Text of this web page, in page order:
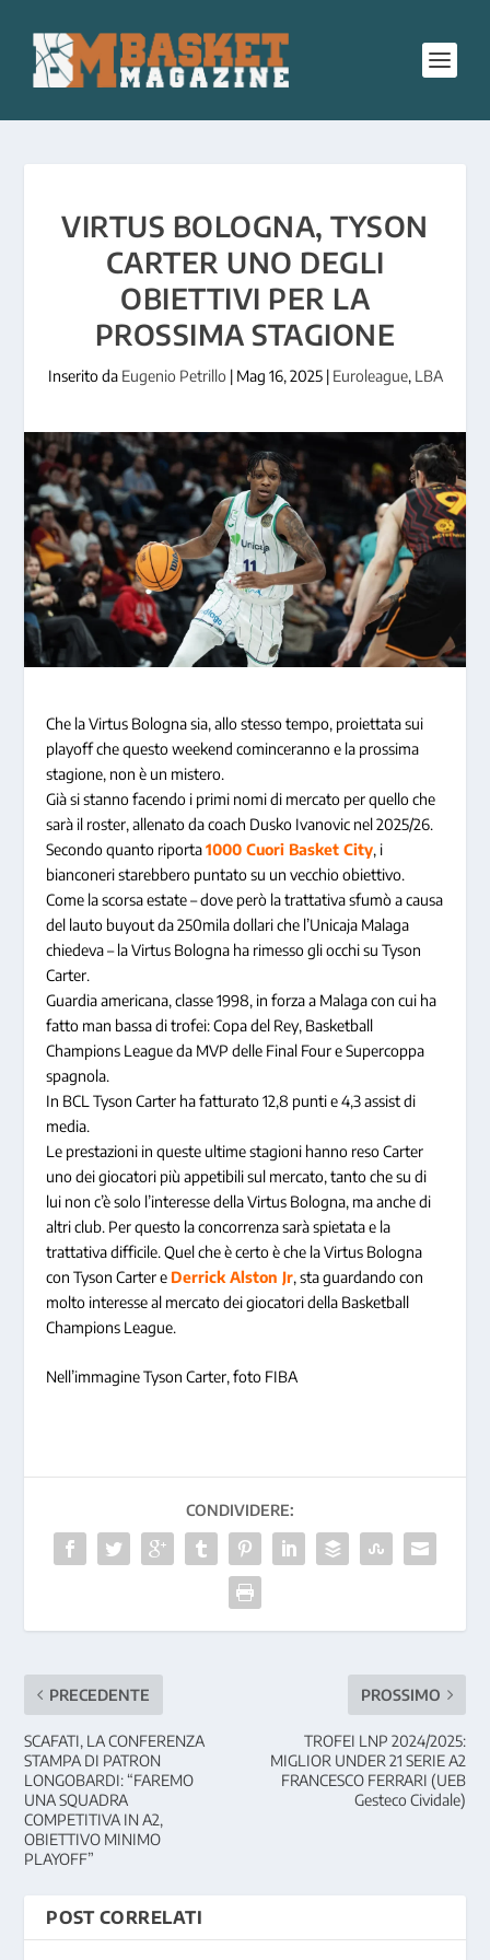
VIRTUS BOLOGNA, TYSON
CARTER UNO DEGLI
OBIETTIVI PER LA
PROSSIMA STAGIONE
Inserito da Eugenio Petrillo | Mag 16, 2025| Euroleague, LBA
Che la Virtus Bologna sia, allo stesso tempo, proiettata sui
playoff che questo weekend cominceranno e la prossima
stagione, non è un mistero.
Già si stanno facendo i primi nomi di mercato per quello che
sarà il roster, allenato da coach Dusko Ivanovic nel 2025/26.
Secondo quanto riporta1000 Cuori Basket City, i
bianconeri starebbero puntato su un vecchio obiettivo.
Come la scorsa estate – dove però la trattativa sfumò a causa
del lauto buyout da 250mila dollari che l’Unicaja Malaga
chiedeva – la Virtus Bologna ha rimesso gli occhi su Tyson
Carter.
Guardia americana, classe 1998, in forza a Malaga con cui ha
fatto man bassa di trofei: Copa del Rey, Basketball
Champions League da MVP delle Final Four e Supercoppa
spagnola.
In BCL Tyson Carter ha fatturato 12,8 punti e 4,3 assist di
media.
Le prestazioni in queste ultime stagioni hanno reso Carter
uno dei giocatori più appetibili sul mercato, tanto che su di
lui non c’è solo l’interesse della Virtus Bologna, ma anche di
altri club. Per questo la concorrenza sarà spietata e la
trattativa difficile. Quel che è certo è che la Virtus Bologna
con Tyson Carter e Derrick Alston Jr, sta guardando con
molto interesse al mercato dei giocatori della Basketball
Champions League.
Nell’immagine Tyson Carter, foto FIBA
CONDIVIDERE:
PRECEDENTE
SCAFATI, LA CONFERENZA
STAMPA DI PATRON
LONGOBARDI: “FAREMO
UNA SQUADRA
COMPETITIVA IN A2,
OBIETTIVO MINIMO
PLAYOFF”
PROSSIMO
TROFEI LNP 2024/2025:
MIGLIOR UNDER 21 SERIE A2
FRANCESCO FERRARI (UEB
Gesteco Cividale)
POST CORRELATI